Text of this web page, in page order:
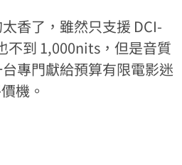
香了，雖然只支援 DCI-
不到 1,000nits，但是音質
專門獻給預算有限電影迷
機。